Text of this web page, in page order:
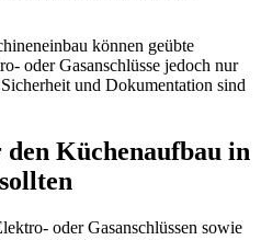
können geübte
oder Gasanschlüsse jedoch nur
und Dokumentation sind
Küchenaufbau in
oder Gasanschlüssen sowie